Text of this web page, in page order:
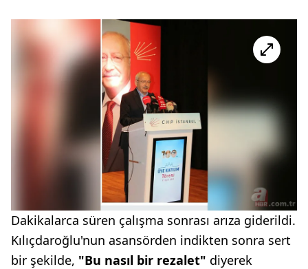
Dakikalarca süren çalışma sonrası arıza giderildi.
Kılıçdaroğlu'nun asansörden indikten sonra sert
bir şekilde, "Bu nasıl bir rezalet" diyerek